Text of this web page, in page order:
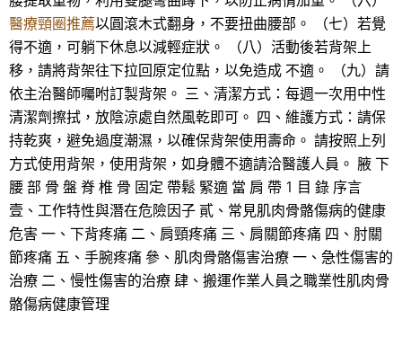
醫療頸圈推薦以圓滾木式翻身，不要扭曲腰部。 （七）若覺
得不適，可躺下休息以減輕症狀。 （八）活動後若背架上
移，請將背架往下拉回原定位點，以免造成 不適。 （九）請
依主治醫師囑咐訂製背架。 三、清潔方式：每週一次用中性
清潔劑擦拭，放陰涼處自然風乾即可。 四、維護方式：請保
持乾爽，避免過度潮濕，以確保背架使用壽命。 請按照上列
方式使用背架，使用背架，如身體不適請洽醫護人員。 腋 下
腰 部 骨 盤 脊 椎 骨 固定 帶鬆 緊適 當 肩 帶 1 目 錄 序言
壹、工作特性與潛在危險因子 貳、常見肌肉骨骼傷病的健康
危害 一、下背疼痛 二、肩頸疼痛 三、肩關節疼痛 四、肘關
節疼痛 五、手腕疼痛 參、肌肉骨骼傷害治療 一、急性傷害的
治療 二、慢性傷害的治療 肆、搬運作業人員之職業性肌肉骨
骼傷病健康管理